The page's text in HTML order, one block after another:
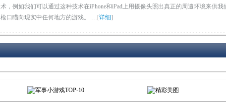
术，例如我们可以通过这种技术在iPhone和iPad上用摄像头照出真正的周遭环境来供
枪口瞄向现实中任何地方的游戏。 … [详细]